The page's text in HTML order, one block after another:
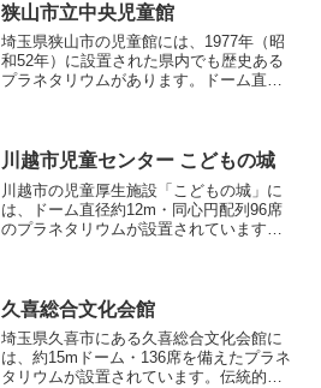
投影が可能にな...
狭山市立中央児童館
埼玉県狭山市の児童館には、1977年（昭
和52年）に設置された県内でも歴史ある
プラネタリウムがあります。ドーム直径
と...
川越市児童センター こどもの城
川越市の児童厚生施設「こどもの城」に
は、ドーム直径約12m・同心円配列96席
のプラネタリウムが設置されています。
続的に上映してい...
久喜総合文化会館
埼玉県久喜市にある久喜総合文化会館に
は、約15mドーム・136席を備えたプラネ
タリウムが設置されています。伝統的な